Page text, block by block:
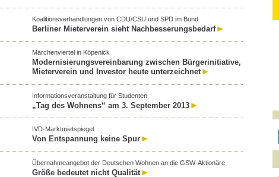
Koalitionsverhandlungen von CDU/CSU und SPD im Bund
Berliner Mieterverein sieht Nachbesserungsbedarf
Märchenviertel in Köpenick
Modernisierungsvereinbarung zwischen Bürgerinitiative,
Mieterverein und Investor heute unterzeichnet
Informationsveranstaltung für Studenten
„Tag des Wohnens“ am 3. September 2013
IVD-Marktmietspiegel
Von Entspannung keine Spur
Übernahmeangebot der Deutschen Wohnen an die GSW-Aktionäre
Größe bedeutet nicht Qualität